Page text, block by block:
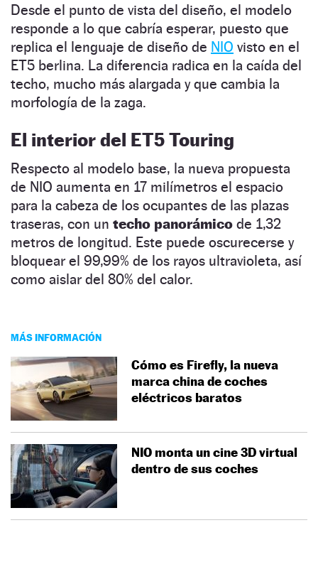
Desde el punto de vista del diseño, el modelo
responde a lo que cabría esperar, puesto que
replica el lenguaje de diseño de NIO visto en el
ET5 berlina. La diferencia radica en la caída del
techo, mucho más alargada y que cambia la
morfología de la zaga.
El interior del ET5 Touring
Respecto al modelo base, la nueva propuesta
de NIO aumenta en 17 milímetros el espacio
para la cabeza de los ocupantes de las plazas
traseras, con un techo panorámico de 1,32
metros de longitud. Este puede oscurecerse y
bloquear el 99,99% de los rayos ultravioleta, así
como aislar del 80% del calor.
MÁS INFORMACIÓN
Cómo es Firefly, la nueva
marca china de coches
eléctricos baratos
NIO monta un cine 3D virtual
dentro de sus coches